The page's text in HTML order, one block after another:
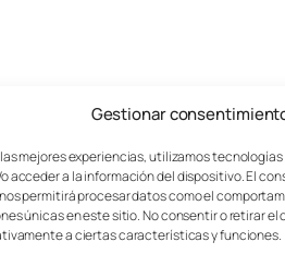
Gestionar
mejores experiencias, utilizamos
acceder a la información del dispositivo. El
permitirá procesar datos como el
únicas en este sitio. No consentir o retirar
a ciertas características y funciones.
de juegos de mesa
de Envío
Lúdico – Asistente IA
Aviso